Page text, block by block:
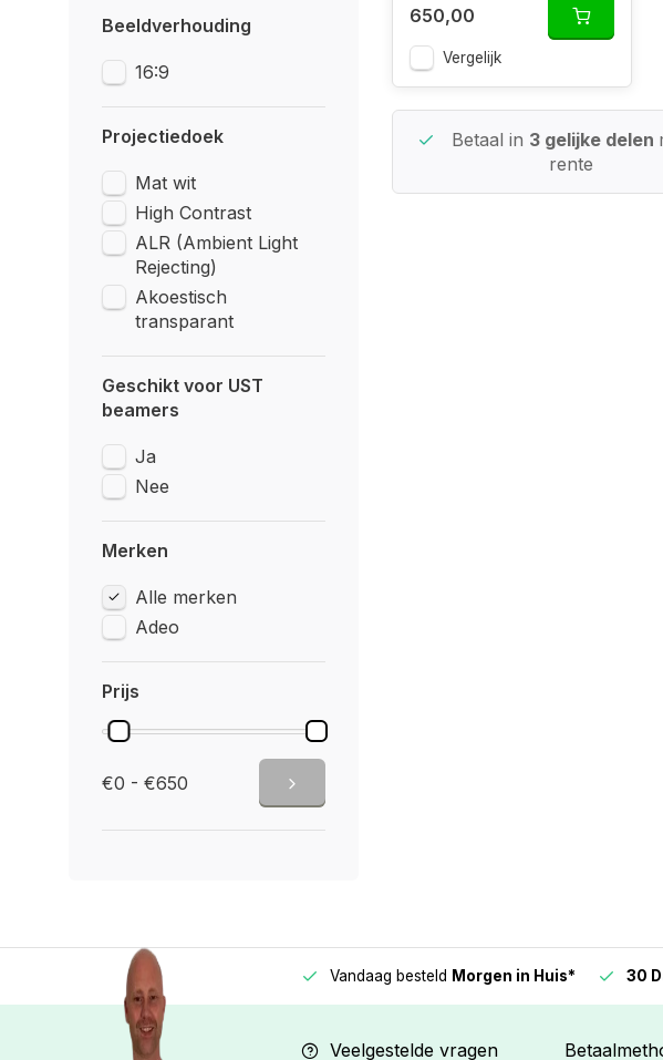
Beeldverhouding
16:9
Projectiedoek
Mat wit
High Contrast
ALR (Ambient Light
Rejecting)
Akoestisch
transparant
Geschikt voor UST
beamers
Ja
Nee
Merken
Alle merken
Adeo
Prijs
€0 - €650
650,00
Vergelijk
Beste Service Garantie Betaal in 3 gelijke delen
rente
3 gelijke delen Vandaag besteld Morgen in Huis* 30
Veelgestelde vragen